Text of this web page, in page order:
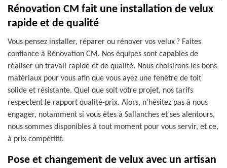
Rénovation CM fait une installation de velux
rapide et de qualité
Vous pensez installer, réparer ou rénover vos velux ? Faites
confiance à Rénovation CM. Nos équipes sont capables de
réaliser un travail rapide et de qualité. Nous choisirons les bons
matériaux pour vous afin que vous ayez une fenêtre de toit
solide et résistante. Quel que soit votre projet, nos tarifs
respectent le rapport qualité-prix. Alors, n’hésitez pas à nous
engager, notamment si vous êtes à Sallanches et ses alentours,
nous sommes disponibles à tout moment pour vous servir, et ce,
à prix compétitif.
Pose et changement de velux avec un artisan